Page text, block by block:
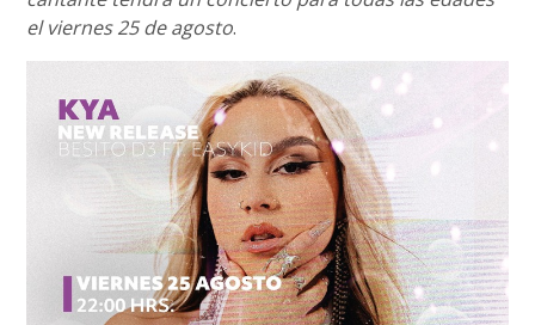
el viernes 25 de agosto.